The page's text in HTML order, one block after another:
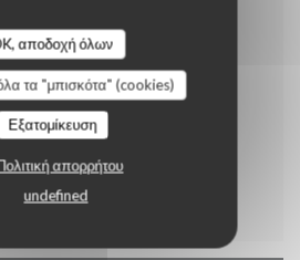
αποδοχή όλων
τα "μπισκότα" (cookies)
Εξατομίκευση
απορρήτου
undefined
EUR
Menu enfant